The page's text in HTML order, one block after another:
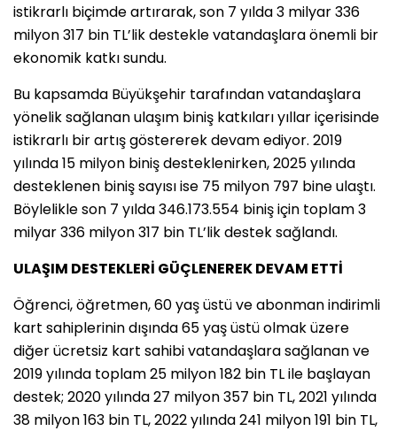
istikrarlı biçimde artırarak, son 7 yılda 3 milyar 336
milyon 317 bin TL’lik destekle vatandaşlara önemli bir
ekonomik katkı sundu.
Bu kapsamda Büyükşehir tarafından vatandaşlara
yönelik sağlanan ulaşım biniş katkıları yıllar içerisinde
istikrarlı bir artış göstererek devam ediyor. 2019
yılında 15 milyon biniş desteklenirken, 2025 yılında
desteklenen biniş sayısı ise 75 milyon 797 bine ulaştı.
Böylelikle son 7 yılda 346.173.554 biniş için toplam 3
milyar 336 milyon 317 bin TL’lik destek sağlandı.
ULAŞIM DESTEKLERİ GÜÇLENEREK DEVAM ETTİ
Öğrenci, öğretmen, 60 yaş üstü ve abonman indirimli
kart sahiplerinin dışında 65 yaş üstü olmak üzere
diğer ücretsiz kart sahibi vatandaşlara sağlanan ve
2019 yılında toplam 25 milyon 182 bin TL ile başlayan
destek; 2020 yılında 27 milyon 357 bin TL, 2021 yılında
38 milyon 163 bin TL, 2022 yılında 241 milyon 191 bin TL,